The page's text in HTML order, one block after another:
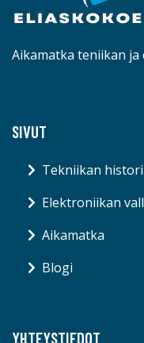
Aikamatka teniikan
SIVUT
Tekniikan
Elektroniikan
Aikamatka
Blogi
YHTEYSTIEDOT